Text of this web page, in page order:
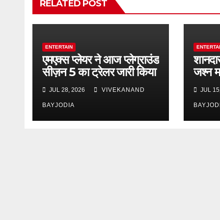
RELATED POST
ENTERTAIN
एमएक्स प्लेयर ने आज प्लेग्राउंड
सीज़न 5 का ट्रेलर जारी किया
JUL 28, 2026 VIVEKANAND
BAYJODIA
जश्न
JUL